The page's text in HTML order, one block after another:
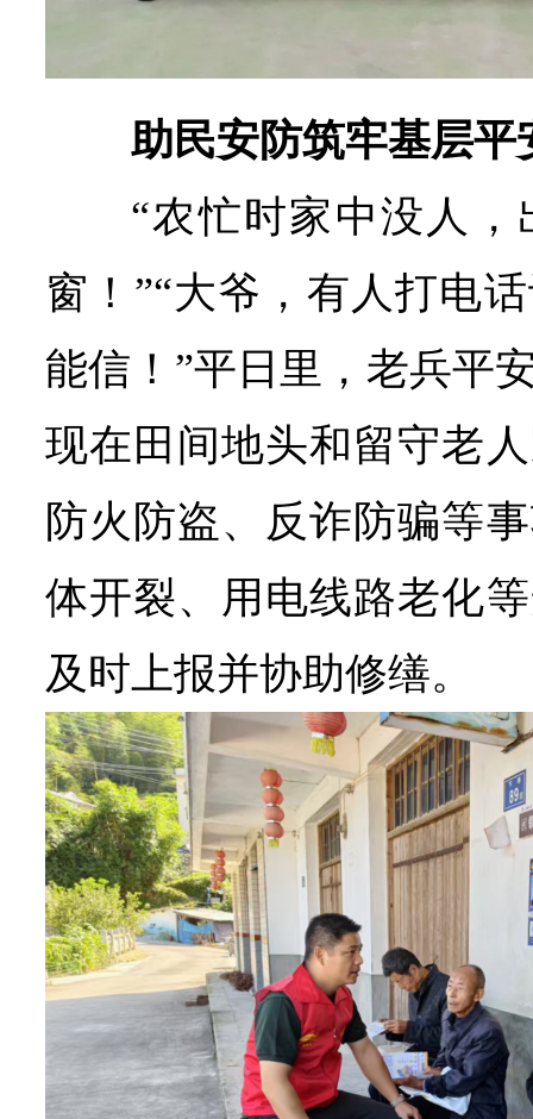
助民安防筑牢基层平
“农忙时家中没人
窗！”“大爷，有人打电
能信！”平日里，老兵平
现在田间地头和留守老
防火防盗、反诈防骗等
体开裂、用电线路老化
及时上报并协助修缮。